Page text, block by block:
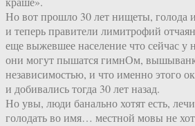
Но вот прошло 30 лет нищеты, голода
и теперь правители лимитрофий
еще выжевшее население что сейчас у
они могут пышатся гимнОм,
независимостью, и что именно этого
и добивались тогда 30 лет назад.
Но увы, люди банально хотят есть,
голодать во имя… местной мовы не